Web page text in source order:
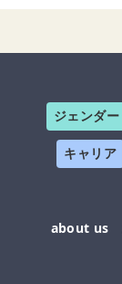
ジェンダー
キャリア
about us